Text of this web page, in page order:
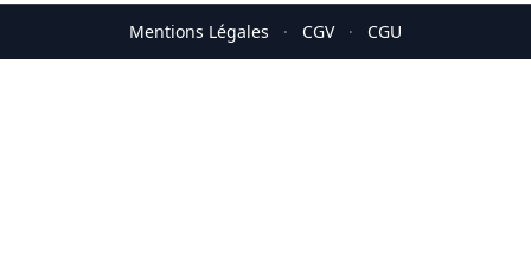
Mentions Légales · CGV · CGU